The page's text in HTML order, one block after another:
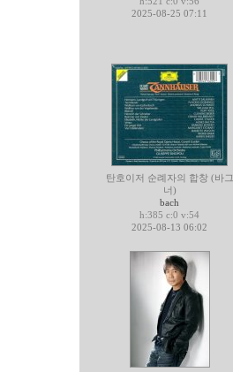
2025-08-25 07:11
탄호이저 순례자의 합창 (바그
너)
bach
h:385 c:0 v:54
2025-08-13 06:02